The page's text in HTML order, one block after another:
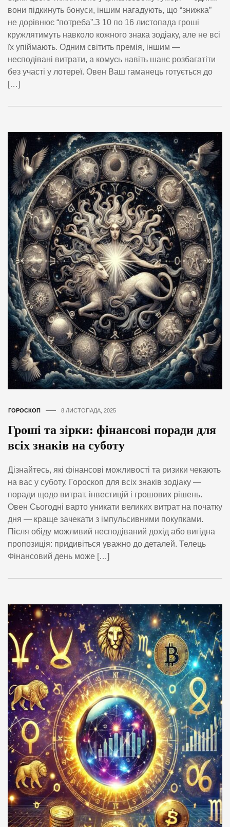
вони підкинуть бонуси, іншим нагадують, що “знижка”
не дорівнює “потреба”.З 10 по 16 листопада гроші
кружлятимуть навколо кожного знака зодіаку, але не всі
їх упіймають. Одним світить премія, іншим —
несподівані витрати, а комусь навіть шанс розбагатіти
без участі у лотереї. Овен Ваш гаманець готується до
[…]
ГОРОСКОП 8 ЛИСТОПАДА, 2025
Гроші та зірки: фінансові поради для
всіх знаків на суботу
Дізнайтесь, які фінансові можливості та ризики чекають
на вас у суботу. Гороскоп для всіх знаків зодіаку —
поради щодо витрат, інвестицій і грошових рішень.
Овен Сьогодні варто уникати великих витрат на початку
дня — краще зачекати з імпульсивними покупками.
Після обіду можливий несподіваний дохід або вигідна
пропозиція: придивіться уважно до деталей. Телець
Фінансовий день може […]